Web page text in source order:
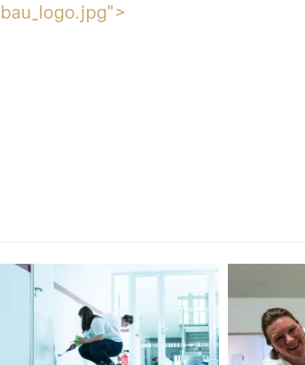
bau_logo.jpg">